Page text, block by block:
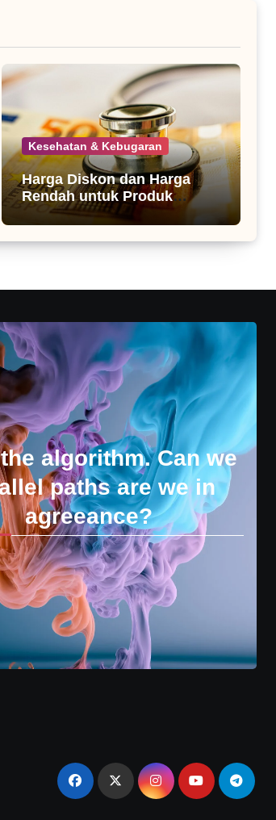
Kesehatan & Kebugaran
Harga Diskon dan Harga
Rendah untuk Produk
Kesehatan
algorithm. Can we
paths are we in
agreeance?